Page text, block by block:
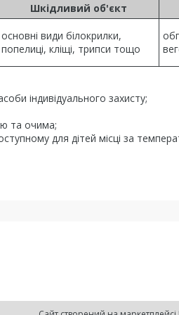
Шкідливий об'єкт
основні види білокрилки,
попелиці, кліщі, трипси тощо
індивідуального захисту;
та очима;
для дітей місці за